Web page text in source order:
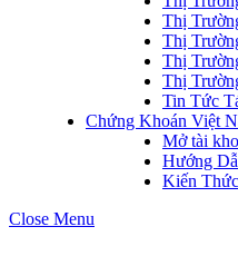
Thị
Thị
Thị
Thị
Tin Tức
Chứng Khoán Việt
Mở tài
Hướng
Kiến
Close Menu